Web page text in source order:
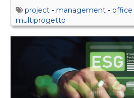
project - management - office
multiprogetto